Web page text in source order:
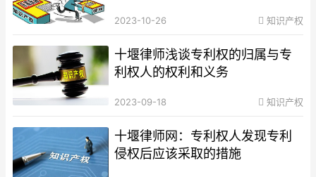
2023-10-26 知识产权
十堰律师浅谈专利权的归属与专
利权人的权利和义务
2023-09-18 知识产权
十堰律师网：专利权人发现专利
侵权后应该采取的措施